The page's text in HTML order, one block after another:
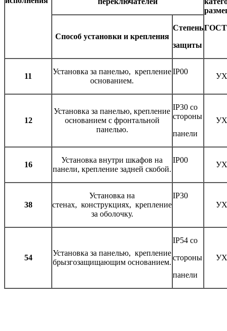
ГОСТ
Способ установки и крепления
Степень
защиты
11
Установка за панелью, крепление
основанием.
IP00
12
Установка за панелью, крепление
основанием с фронтальной
панелью.
IP30 со
стороны
панели
16
Установка внутри шкафов на
панели, крепление задней скобой.
IP00
38
Установка на
стенах, конструкциях, крепление
за оболочку.
IP30
54
Установка за панелью, крепление
брызгозащищающим основанием.
IP54 со
стороны
панели